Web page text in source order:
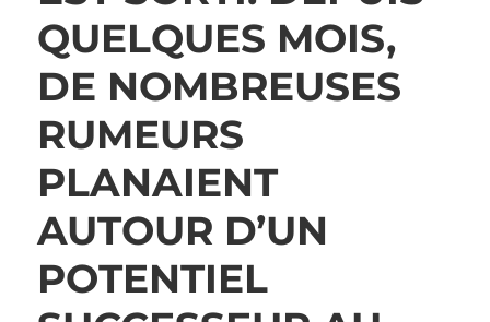
QUELQUES MOIS,
DE NOMBREUSES
RUMEURS
PLANAIENT
AUTOUR D’UN
POTENTIEL